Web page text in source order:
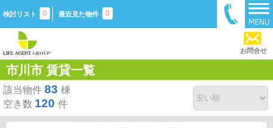
検討リスト 0 最近見た物件 0
お問合せ
市川市 賃貸一覧
該当物件 83 棟
空き数 120 件